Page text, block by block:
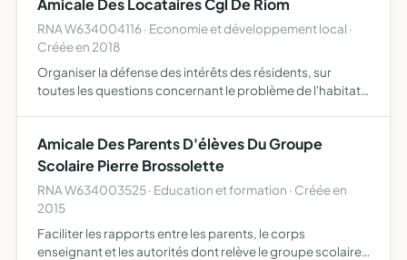
Amicale Des Locataires Cgl De Riom
RNA W634004116 · Economie et développement local ·
Créée en 2018
Organiser la défense des intérêts des résidents, sur
toutes les questions concernant le problème de l'habitat
Amicale Des Parents D'élèves Du Groupe
Scolaire Pierre Brossolette
RNA W634003525 · Education et formation · Créée en
2015
Faciliter les rapports entre les parents, le corps
enseignant et les autorités dont relève le groupe scolaire